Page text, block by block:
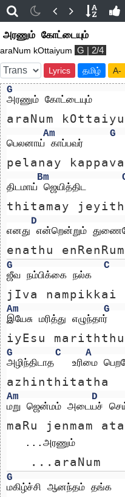
அரணும் கோட்டையும்
araNum kOttaiyum G | 2/4
Lyrics தமிழ் A-
G
அரணும் கோட்டையும்
araNum
Am
G
பெலனாய் காப்பவர்
pelanay
Bm
திடமாய் ஜெயித்திட
thitamay
D
எனது என்றென்றும்
enathu
G
C
ஜீவ நம்பிக்கை நல்க
jIva nampikkai
Am
G
இயேசு மரித்து எழுந்தார்
iyEsu
G C A
அழிந்திடாத   உரிமை
azhinthitatha
Am D
மறு ஜென்மம் அடையச்
maRu jenmam
   ...அரணும்
   ...araNum
G
மகிழ்ச்சி ஆனந்தம் தங்க